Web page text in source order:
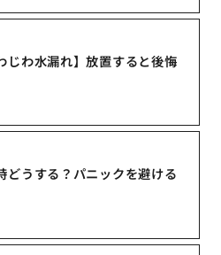
じわ水漏れ】放置すると後悔
どうする？パニックを避ける